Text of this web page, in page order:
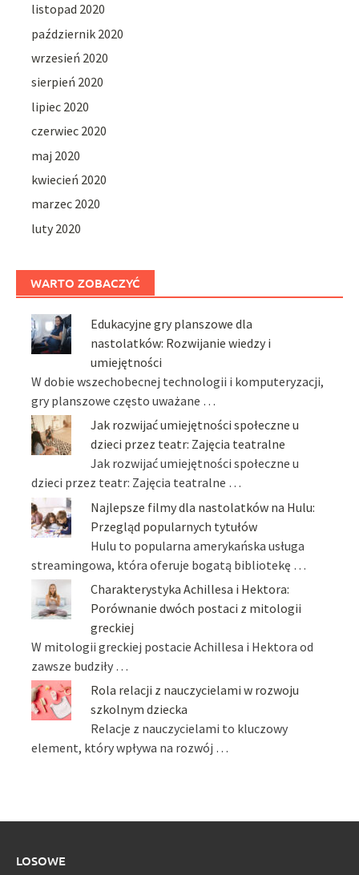
listopad 2020
październik 2020
wrzesień 2020
sierpień 2020
lipiec 2020
czerwiec 2020
maj 2020
kwiecień 2020
marzec 2020
luty 2020
WARTO ZOBACZYĆ
Edukacyjne gry planszowe dla
nastolatków: Rozwijanie wiedzy i
umiejętności
W dobie wszechobecnej technologii i komputeryzacji,
gry planszowe często uważane …
Jak rozwijać umiejętności społeczne u
dzieci przez teatr: Zajęcia teatralne
Jak rozwijać umiejętności społeczne u
dzieci przez teatr: Zajęcia teatralne …
Najlepsze filmy dla nastolatków na Hulu:
Przegląd popularnych tytułów
Hulu to popularna amerykańska usługa
streamingowa, która oferuje bogatą bibliotekę …
Charakterystyka Achillesa i Hektora:
Porównanie dwóch postaci z mitologii
greckiej
W mitologii greckiej postacie Achillesa i Hektora od
zawsze budziły …
Rola relacji z nauczycielami w rozwoju
szkolnym dziecka
Relacje z nauczycielami to kluczowy
element, który wpływa na rozwój …
LOSOWE